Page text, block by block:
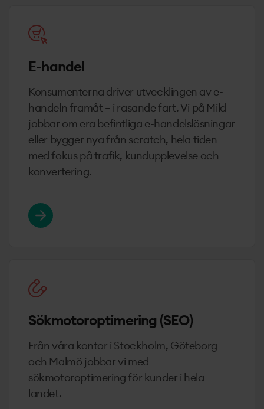
E-handel
Konsumenterna driver utvecklingen av e-
handeln framåt – i rasande fart. Vi på Mild
jobbar om era befintliga e-handelslösningar
eller bygger nya från scratch, hela tiden
med fokus på trafik, kundupplevelse och
konvertering.
Läs mer om E-handel
Sökmotor­optimering (SEO)
Från våra kontor i Stockholm, Göteborg
och Malmö jobbar vi med
sökmotoroptimering för kunder i hela
landet.